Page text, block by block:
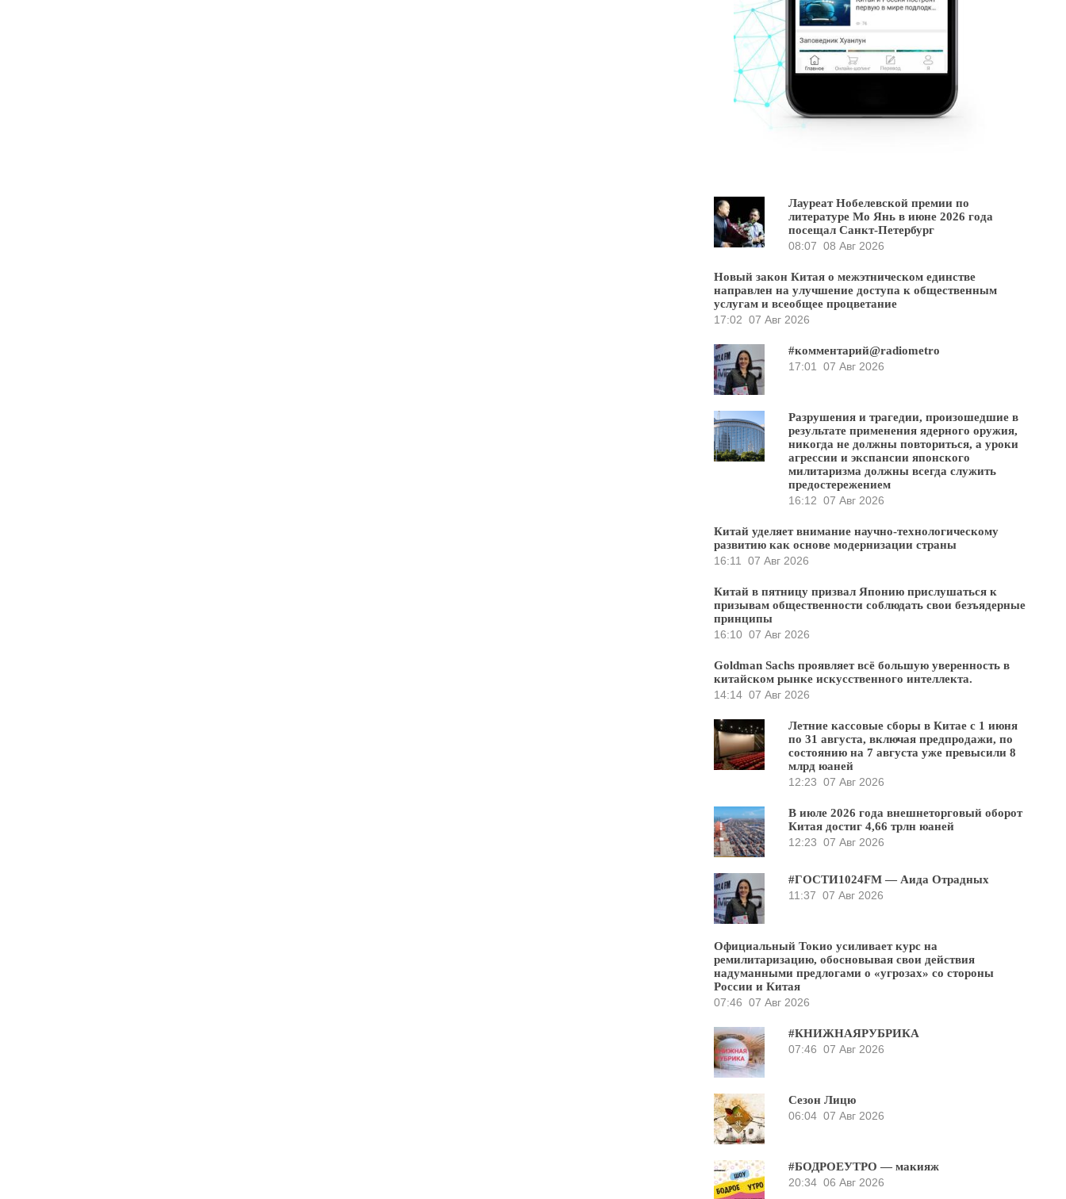
Лауреат Нобелевской премии по
литературе Мо Янь в июне 2026 года
посещал Санкт-Петербург
08:07 08 Авг 2026
Новый закон Китая о межэтническом единстве
направлен на улучшение доступа к общественным
услугам и всеобщее процветание
17:02 07 Авг 2026
#комментарий@radiometro
17:01
07 Авг 2026
Разрушения и трагедии, произошедшие в
результате применения ядерного оружия,
никогда не должны повториться, а уроки
агрессии и экспансии японского
милитаризма должны всегда служить
предостережением
16:12 07 Авг 2026
Китай уделяет внимание научно-технологическому
развитию как основе модернизации страны
16:11
07 Авг 2026
Китай в пятницу призвал Японию прислушаться к
призывам общественности соблюдать свои безъядерные
принципы
16:10 07 Авг 2026
Goldman Sachs проявляет всё большую уверенность в
китайском рынке искусственного интеллекта.
14:14 07 Авг 2026
Летние кассовые сборы в Китае с 1 июня
по 31 августа, включая предпродажи, по
состоянию на 7 августа уже превысили 8
млрд юаней
12:23 07 Авг 2026
В июле 2026 года внешнеторговый оборот
Китая достиг 4,66 трлн юаней
12:23 07 Авг 2026
#ГОСТИ1024FM — Аида Отрадных
11:37 07 Авг 2026
Официальный Токио усиливает курс на
ремилитаризацию, обосновывая свои действия
надуманными предлогами о «угрозах» со стороны
России и Китая
07:46 07 Авг 2026
#КНИЖНАЯРУБРИКА
07:46 07 Авг 2026
Сезон Лицю
06:04 07 Авг 2026
#БОДРОЕУТРО — макияж
20:34 06 Авг 2026